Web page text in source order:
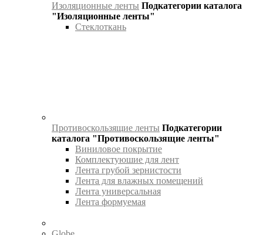
Изоляционные ленты Подкатегории каталога
"Изоляционные ленты"
Стеклоткань
Противоскользящие ленты Подкатегории
каталога "Противоскользящие ленты"
Виниловое покрытие
Комплектуюшие для лент
Лента грубой зернистости
Лента для влажных помещений
Лента универсальная
Лента формуемая